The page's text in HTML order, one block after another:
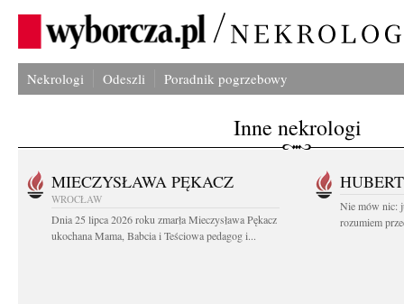
Nekrologi Odeszli Poradnik pogrzebowy
Inne nekrologi
MIECZYSŁAWA PĘKACZ
WROCŁAW
Dnia 25 lipca 2026 roku zmarła Mieczysława Pękacz
ukochana Mama, Babcia i Teściowa pedagog i...
Nie mów nic:
rozumiem